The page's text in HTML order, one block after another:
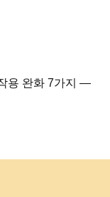
용 완화 7가지 —